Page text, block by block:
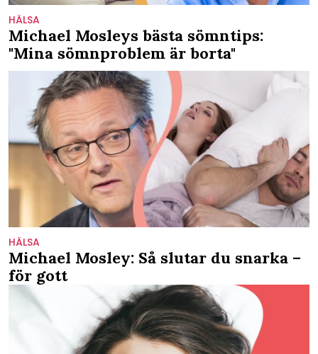
HÄLSA
Michael Mosleys bästa sömntips:
"Mina sömnproblem är borta"
HÄLSA
Michael Mosley: Så slutar du snarka –
för gott